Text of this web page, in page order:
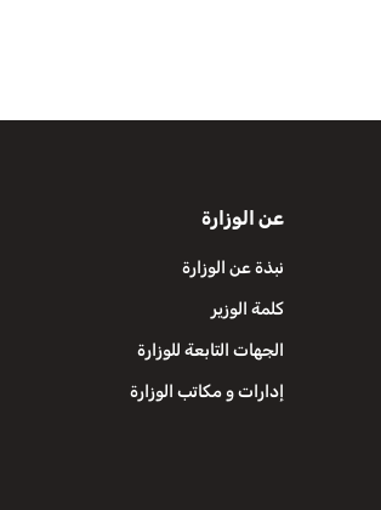
عن الوزارة
نبذة عن الوزارة
كلمة الوزير
الجهات التابعة للوزارة
إدارات و مكاتب الوزارة